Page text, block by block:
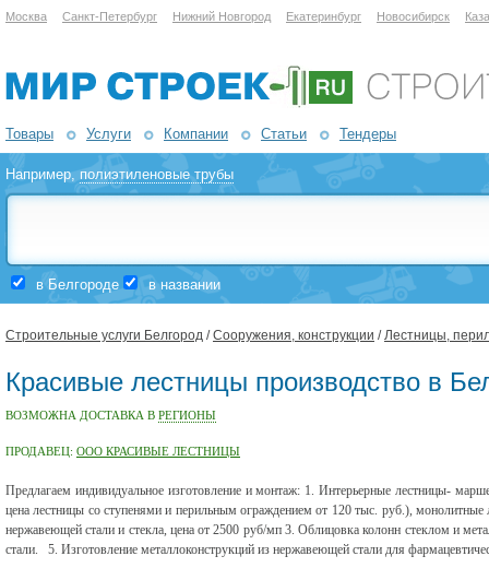
Москва Санкт-Петербург Нижний Новгород Екатеринбург Новосибирск
Товары Услуги Компании Статьи Тендеры
Например,полиэтиленовые трубы
в Белгороде в названии
Строительные услуги Белгород /Сооружения, конструкции /Лестницы,
Красивые лестницы производство в
ВОЗМОЖНА ДОСТАВКА В РЕГИОНЫ
ПРОДАВЕЦ: ООО КРАСИВЫЕ ЛЕСТНИЦЫ
Предлагаем индивидуальное изготовление и монтаж: 1. Интерьерные лестницы-
цена лестницы со ступенями и перильным ограждением от 120 тыс. руб.),
нержавеющей стали и стекла, цена от 2500 руб/мп 3. Облицовка колонн стеклом и
стали. 5. Изготовление металлоконструкций из нержавеющей стали для